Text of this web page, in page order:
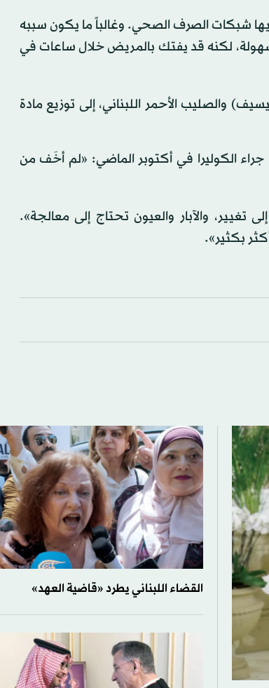
شبكات الصرف الصحي. وغالباً ما يكون سببه
لكنه قد يفتك بالمريض خلال ساعات في
والصليب الأحمر اللبناني، إلى توزيع مادة
عائلتها جراء الكوليرا في أكتوبر الماضي: «لم أخَف من
تغيير، والآبار والعيون تحتاج إلى معالجة».
بكثير».
القضاء اللبناني يطرد «قاضية العهد»